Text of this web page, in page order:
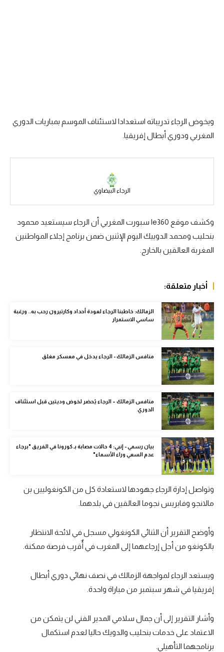
سعودي في الجول
الدوري الإنجليزي
رياضات أخرى
أمم إفريقيا
كرة سلة
كرة يد
كرة طائرة
الوطن العربي
في المونديال
رياضة نسائية
آسيا
أمريكا
ركن الألعاب
أقسام خاصة
Gamers
تحقيق في الجول
تقرير في الجول
تحليل في الجول
حكايات في الجول
فيديو في الجول
ويخوض الرجاء تدريباته استعدادا لاستئناف الموسم بمباريات الدوري
المغربي ودوري أبطال إفريقيا.
الرجاء البيضاوي
وكشف موقع le360 سبورت المغربي أن الرجاء سيستعيد محمود
بنحليب ومحمد الدوييك اليوم الإثنين ضمن برنامج إجلاء المواطنين
المغربة العالقين بالخارج.
أخبار متعلقة:
الزمالك: خاطبنا الرجاء لعودة أحداد وكارتيرون رحب به.. ورغبة
ساسي الاستمرار
منافس الزمالك - الرجاء يدخل في معسكر مغلق
منافس الزمالك – الرجاء يٌحضر لخوض وديتين قبل استئناف
الدوري
بيان رسمي - إنبي: 4 حالات مصابة بـ كورونا في الفريق "برجاء
عدم السعي وراء الأسماء"
وتواصل إدارة الرجاء جهودها لاستعادة كل من الكونغوليين بن
مالانجو وفابريس نجوما العالقين في بلدهما.
وأوضح التقرير أن الثنائي الكونغولي مسجل في لائحة الانتظار
بالكونغو من أجل إرجاعهما إلى المغرب في أٌقرب فرصة ممكنة.
ويستعد الرجاء لمواجهة الزمالك في نصف نهائي دوري أبطال
إفريقيا في شهر سبتمبر من مباراة واحدة.
وأشار التقرير إلى أن جمال سلامي المدير الفني لن يتمكن من
الاعتماد على خدمات بنحليب والدويك حاليا لعدم استكمال
برنامجهما التأهيلي.